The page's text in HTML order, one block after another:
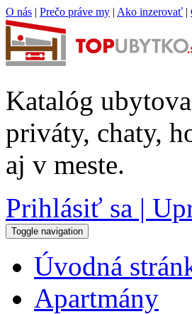
O nás | Prečo práve my | Ako inzerovať |
Katalóg
priváty, chaty,
aj v meste.
Prihlásiť sa |
Toggle navigation
Úvodná
Apartmány